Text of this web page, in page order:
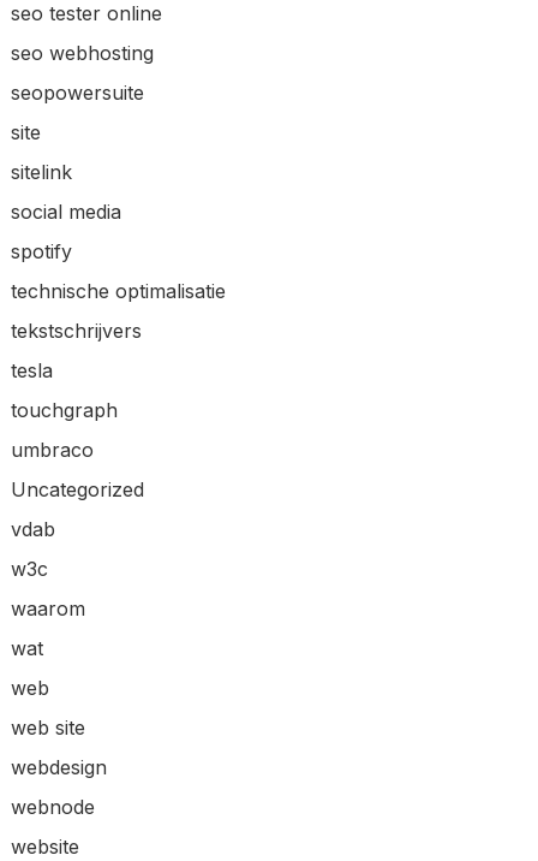
seo tester online
seo webhosting
seopowersuite
site
sitelink
social media
spotify
technische optimalisatie
tekstschrijvers
tesla
touchgraph
umbraco
Uncategorized
vdab
w3c
waarom
wat
web
web site
webdesign
webnode
website